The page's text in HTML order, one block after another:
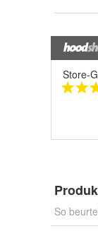
Store-
So